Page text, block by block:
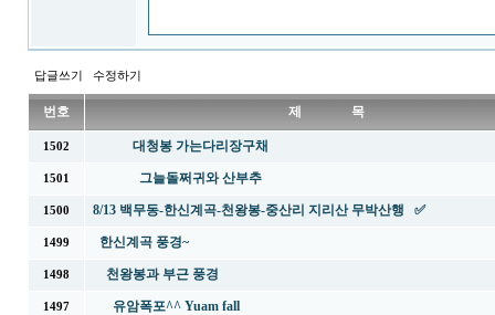
답글쓰기 수정하기
번호 제 목
1502 대청봉 가는다리장구채
1501 그늘돌쩌귀와 산부추
1500 8/13 백무동-한신계곡-천왕봉-중산리 지리산 무박산행 ✅
1499 한신계곡 풍경~
1498 천왕봉과 부근 풍경
1497 유암폭포^^ Yuam fall